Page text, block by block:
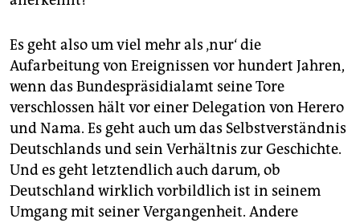
Es geht also um viel mehr als ‚nur‘ die
Aufarbeitung von Ereignissen vor hundert Jahren,
wenn das Bundespräsidialamt seine Tore
verschlossen hält vor einer Delegation von Herero
und Nama. Es geht auch um das Selbstverständnis
Deutschlands und sein Verhältnis zur Geschichte.
Und es geht letztendlich auch darum, ob
Deutschland wirklich vorbildlich ist in seinem
Umgang mit seiner Vergangenheit. Andere